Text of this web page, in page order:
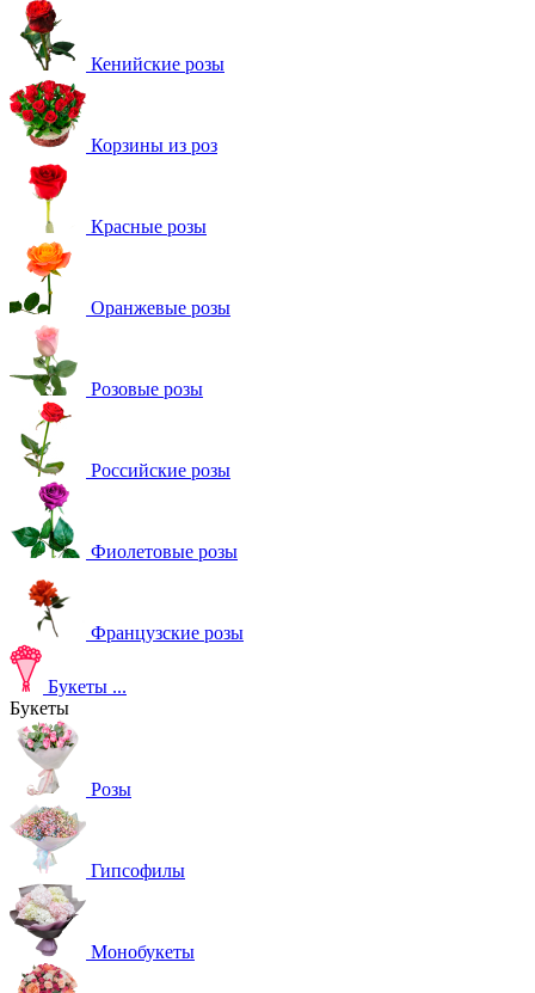
Кенийские розы
Корзины из роз
Красные розы
Оранжевые розы
Розовые розы
Российские розы
Фиолетовые розы
Французские розы
Букеты ...
Букеты
Розы
Гипсофилы
Монобукеты